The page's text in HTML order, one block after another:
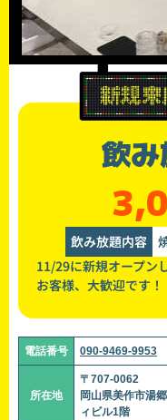
飲
飲み放題内容
11/29に新規オープン
お客様、大歓迎です！
電話番号 090-9469-9953
所在地
〒707-0062
岡山県美作市湯
ィビル1階